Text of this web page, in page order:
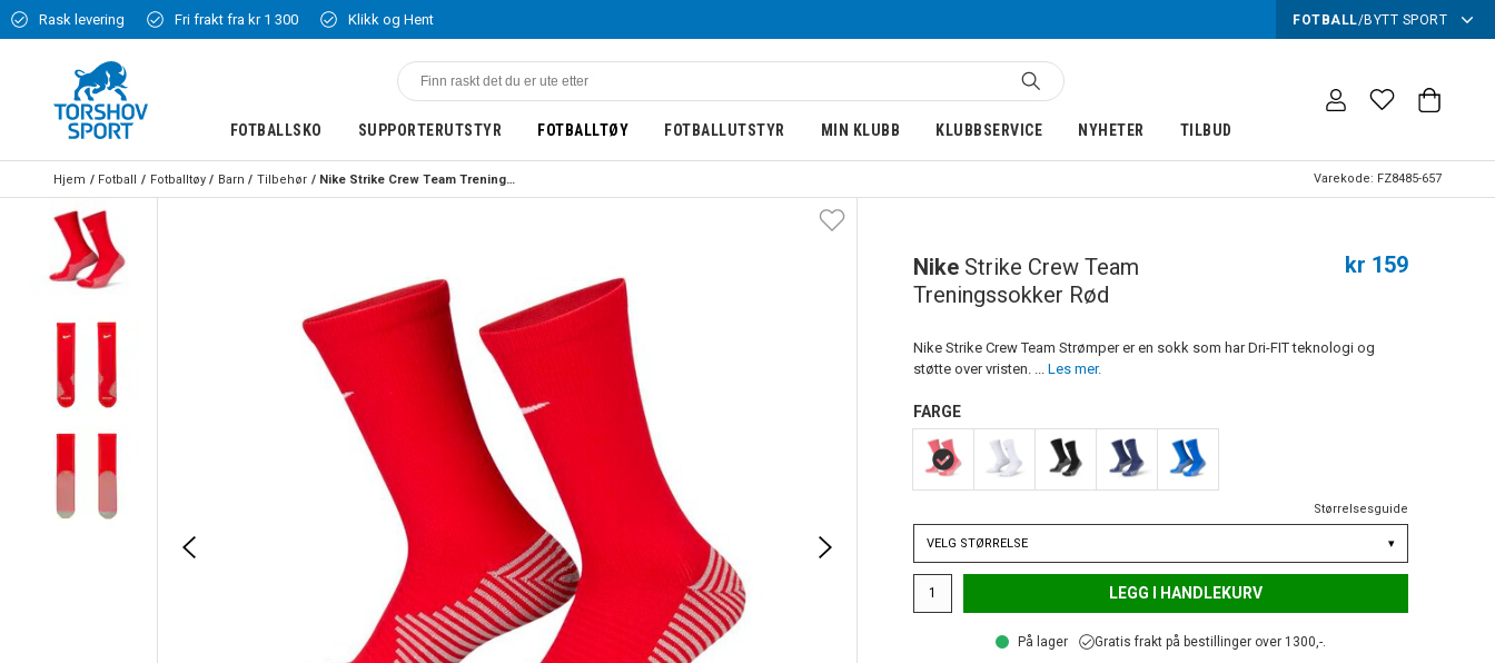
Rask levering Fri frakt fra kr 1 300 Klikk og Hent FOTBALL/BYTT SPORT
FOTBALLSKO SUPPORTERUTSTYR FOTBALLTØY FOTBALLUTSTYR MIN KLUBB KLUBBSERVICE NYHETER TILBUD
Hjem Fotball Fotballtøy Barn Tilbehør Nike Strike Crew Team Treningssokker Rød Varekode: FZ8485-657
Nike Strike Crew Team
Treningssokker Rød
kr 159
Nike Strike Crew Team Strømper er en sokk som har Dri-FIT teknologi og
støtte over vristen. ... Les mer.
FARGE
Størrelsesguide
VELG STØRRELSE ▾
LEGG I HANDLEKURV
På lager Gratis frakt på bestillinger over 1300,-.